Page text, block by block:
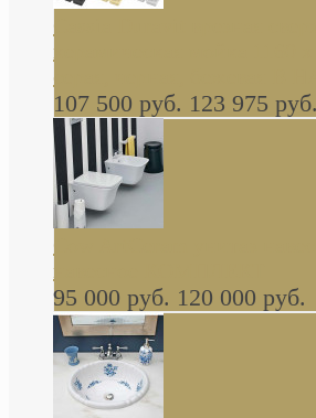
керамическая мойка 1160 x
серая, черная, бежевая В
107 500 руб. 123 975 руб.
навесное КОМПЛЕКТ
95 000 руб. 120 000 руб.